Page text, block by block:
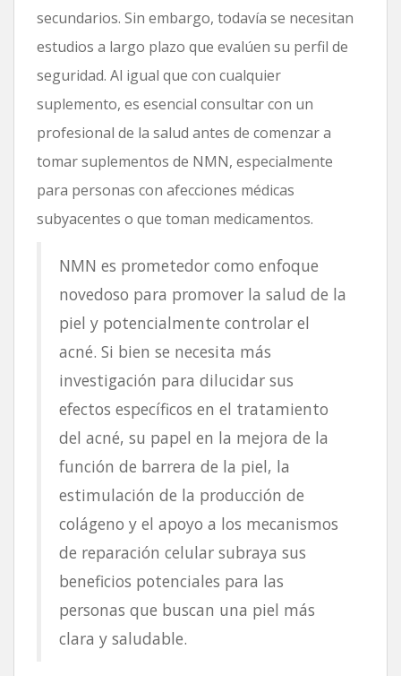
secundarios. Sin embargo, todavía se necesitan
estudios a largo plazo que evalúen su perfil de
seguridad. Al igual que con cualquier
suplemento, es esencial consultar con un
profesional de la salud antes de comenzar a
tomar suplementos de NMN, especialmente
para personas con afecciones médicas
subyacentes o que toman medicamentos.
NMN es prometedor como enfoque
novedoso para promover la salud de la
piel y potencialmente controlar el
acné. Si bien se necesita más
investigación para dilucidar sus
efectos específicos en el tratamiento
del acné, su papel en la mejora de la
función de barrera de la piel, la
estimulación de la producción de
colágeno y el apoyo a los mecanismos
de reparación celular subraya sus
beneficios potenciales para las
personas que buscan una piel más
clara y saludable.